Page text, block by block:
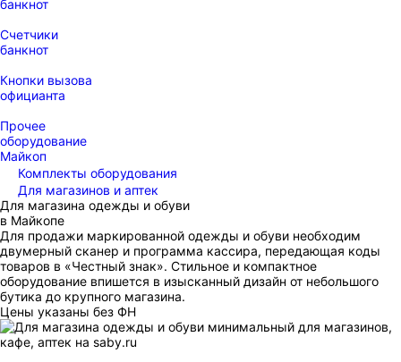
банкнот
Счетчики
банкнот
Кнопки вызова
официанта
Прочее
оборудование
Майкоп
Комплекты оборудования
Для магазинов и аптек
Для магазина одежды и обуви
в Майкопе
Для продажи маркированной одежды и обуви необходим
двумерный сканер и программа кассира, передающая коды
товаров в «Честный знак». Стильное и компактное
оборудование впишется в изысканный дизайн от небольшого
бутика до крупного магазина.
Цены указаны без ФН